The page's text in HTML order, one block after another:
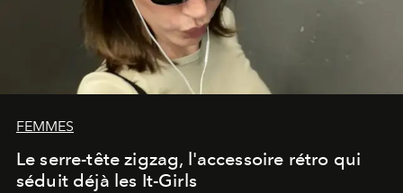
FEMMES
Le serre-tête zigzag, l'accessoire rétro qui
séduit déjà les It-Girls